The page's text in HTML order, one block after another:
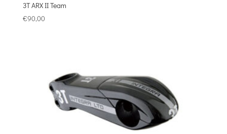
3T ARX ΙΙ Team
€90,00